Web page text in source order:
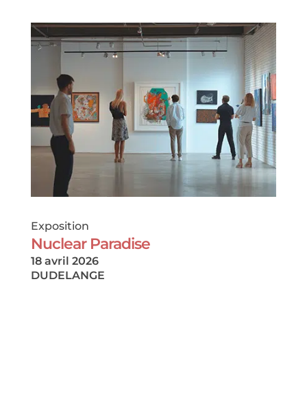
Exposition
Nuclear Paradise
18 avril 2026
DUDELANGE